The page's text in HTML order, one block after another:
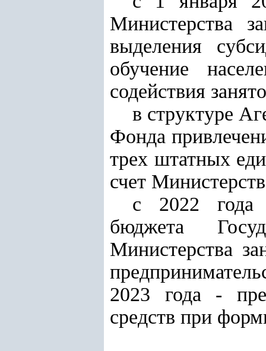
Министерства
выделения
обучение
содействия
в структуре
Фонда
трех штатных
счет
с 2022 года
бюджета
Министерства
2023 года -
средств при